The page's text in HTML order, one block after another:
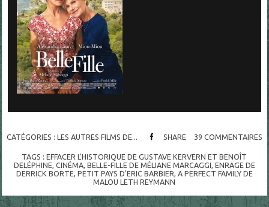
CATÉGORIES : LES AUTRES FILMS DE... SHARE 39 COMMENTAIRES
TAGS :EFFACER L'HISTORIQUE DE GUSTAVE KERVERN ET BENOÎT
DELÉPHINE CINÉMA, BELLE-FILLE DE MÉLIANE MARCAGGI ENRAGE DE
DERRICK BORTE PETIT PAYS D'ERIC BARBIER A PERFECT FAMILY DE
MALOU LETH REYMANN